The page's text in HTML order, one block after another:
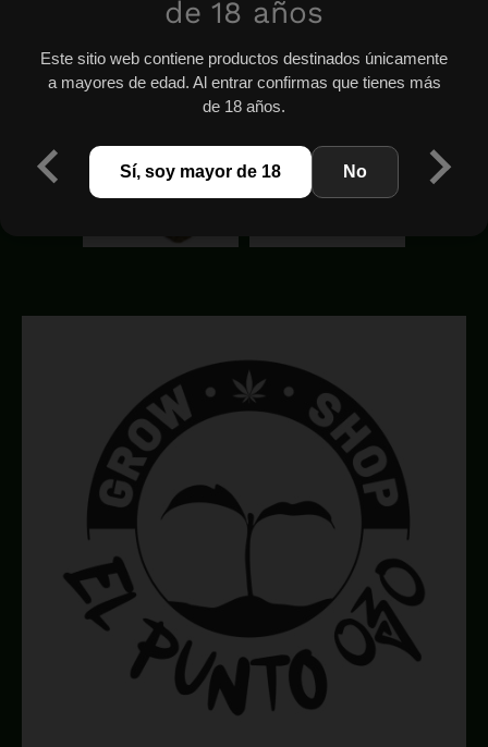
de 18 años
Este sitio web contiene productos destinados únicamente
a mayores de edad. Al entrar confirmas que tienes más
de 18 años.
Sí, soy mayor de 18 No